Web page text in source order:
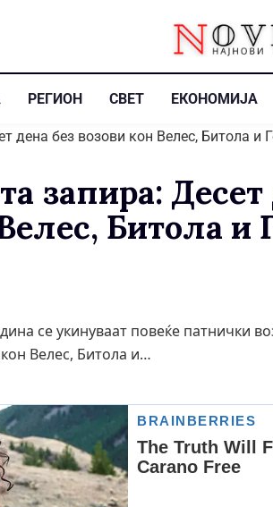
РЕГИОН СВЕТ ЕКОНОМИЈА
запира: Десет
Битола и
се укинуваат повеќе патнички
Велес, Битола и…